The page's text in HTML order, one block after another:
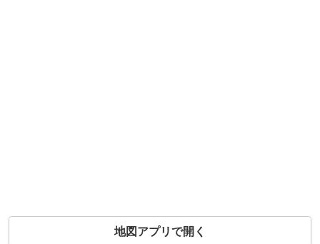
地図アプリで開く